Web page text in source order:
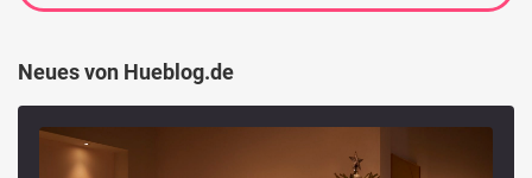
Neues von Hueblog.de